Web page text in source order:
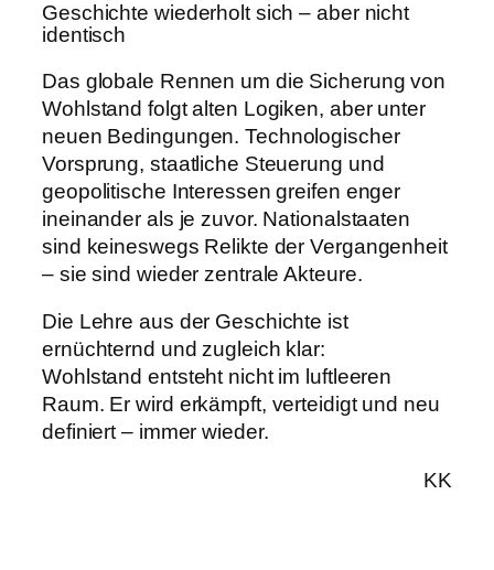
Geschichte wiederholt sich – aber nicht
identisch
Das globale Rennen um die Sicherung von
Wohlstand folgt alten Logiken, aber unter
neuen Bedingungen. Technologischer
Vorsprung, staatliche Steuerung und
geopolitische Interessen greifen enger
ineinander als je zuvor. Nationalstaaten
sind keineswegs Relikte der Vergangenheit
– sie sind wieder zentrale Akteure.
Die Lehre aus der Geschichte ist
ernüchternd und zugleich klar:
Wohlstand entsteht nicht im luftleeren
Raum. Er wird erkämpft, verteidigt und neu
definiert – immer wieder.
KK